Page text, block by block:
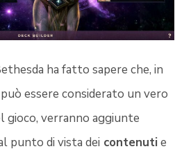
ha fatto sapere che, in
essere considerato un vero
gioco, verranno aggiunte
punto di vista dei contenutie